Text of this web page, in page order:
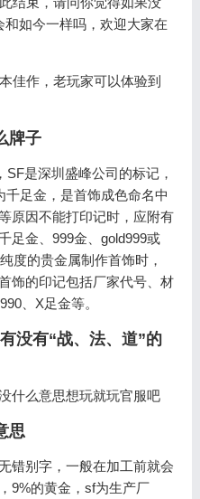
如今一样吗，欢迎大家在
佳作，老玩家可以体验到
牌子
是深圳盛峰公司的标记，
足金，是首饰成色命名中
原因不能打印记时，应附有
足金、999金、gold999或
度的贵金属制作首饰时，
饰的印记包括厂家代号、材
、X足金等。
没有“战、法、道”的
什么意思想玩就玩官服吧
思
错别字，一般在加工前就会
9%的黄金，sf为生产厂